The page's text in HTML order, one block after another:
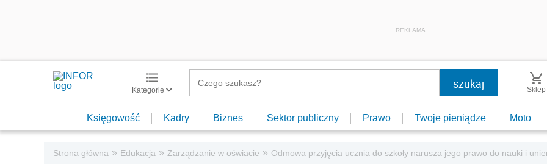
REKLAMA
Kategorie Sklep
Księgowość Kadry Biznes Sektor publiczny Prawo Twoje pieniądze Moto
Strona główna » Edukacja » Zarządzanie w oświacie » Odmowa przyjęcia ucznia do szkoły narusza jego prawo do nauki i